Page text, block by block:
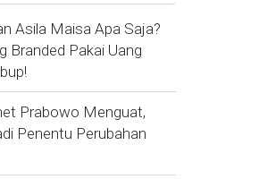
Asila Maisa Apa Saja?
Branded Pakai Uang
Prabowo Menguat,
Penentu Perubahan